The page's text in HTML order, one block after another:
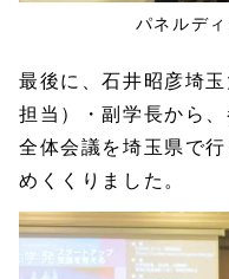
パネルデ
最後に、石井昭彦埼
担当）・副学長から
全体会議を埼玉県で
めくくりました。